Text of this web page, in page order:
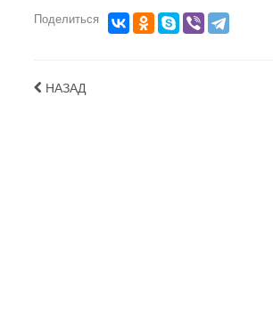
Поделиться
НАЗАД